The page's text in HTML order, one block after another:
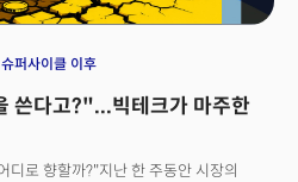
퍼사이클 이후
쓴다고?"...빅테크가 마주한
디로 향할까?"지난 한 주동안 시장의